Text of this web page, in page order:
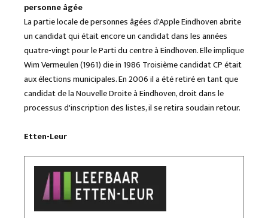
personne âgée
La partie locale de personnes âgées d'Apple Eindhoven abrite
un candidat qui était encore un candidat dans les années
quatre-vingt pour le Parti du centre à Eindhoven. Elle implique
Wim Vermeulen (1961) die in 1986 Troisième candidat CP était
aux élections municipales. En 2006 il a été retiré en tant que
candidat de la Nouvelle Droite à Eindhoven, droit dans le
processus d'inscription des listes, il se retira soudain retour.
Etten-Leur